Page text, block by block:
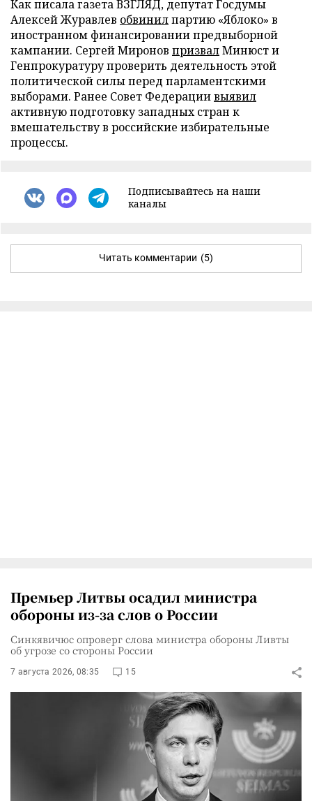
Как писала газета ВЗГЛЯД, депутат Госдумы
Алексей Журавлев обвинилпартию «Яблоко» в
иностранном финансировании предвыборной
кампании. Сергей Миронов призвалМинюст и
Генпрокуратуру проверить деятельность этой
политической силы перед парламентскими
выборами. Ранее Совет Федерациивыявил
активную подготовку западных стран к
вмешательству в российские избирательные
процессы.
Подписывайтесь на наши
каналы
Читать комментарии (5)
Премьер Литвы осадил министра
обороны из-за слов о России
Синкявичюс опроверг слова министра обороны Ливты
об угрозе со стороны России
7 августа 2026, 08:35 15